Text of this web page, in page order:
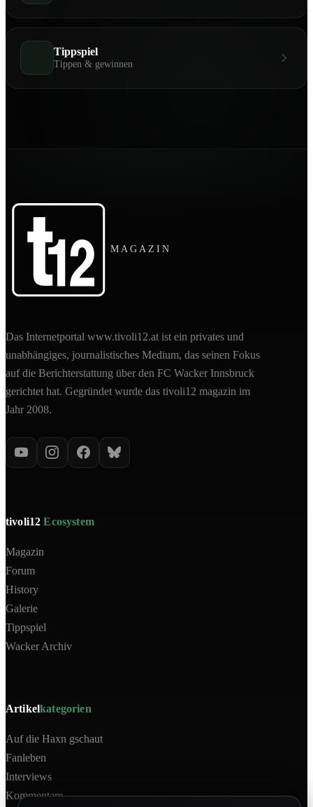
Tippspiel
Tippen & gewinnen
MAGAZIN
Das Internetportal www.tivoli12.at ist ein privates und
unabhängiges, journalistisches Medium, das seinen Fokus
auf die Berichterstattung über den FC Wacker Innsbruck
gerichtet hat. Gegründet wurde das tivoli12 magazin im
Jahr 2008.
tivoli12Ecosystem
Magazin
Forum
History
Galerie
Tippspiel
Wacker Archiv
Artikelkategorien
Auf die Haxn gschaut
Fanleben
Interviews
Kommentare